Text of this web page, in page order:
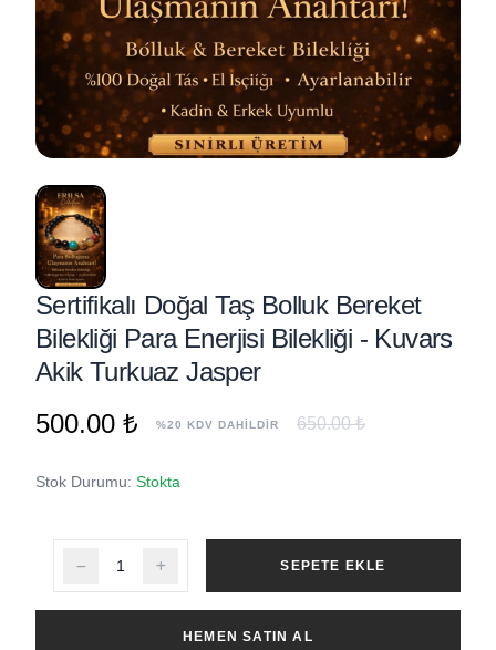
Sertifikalı Doğal Taş Bolluk Bereket
Bilekliği Para Enerjisi Bilekliği - Kuvars
Akik Turkuaz Jasper
500.00 ₺
%20 KDV DAHİLDİR 650.00 ₺
Stok Durumu: Stokta
SEPETE EKLE
HEMEN SATIN AL